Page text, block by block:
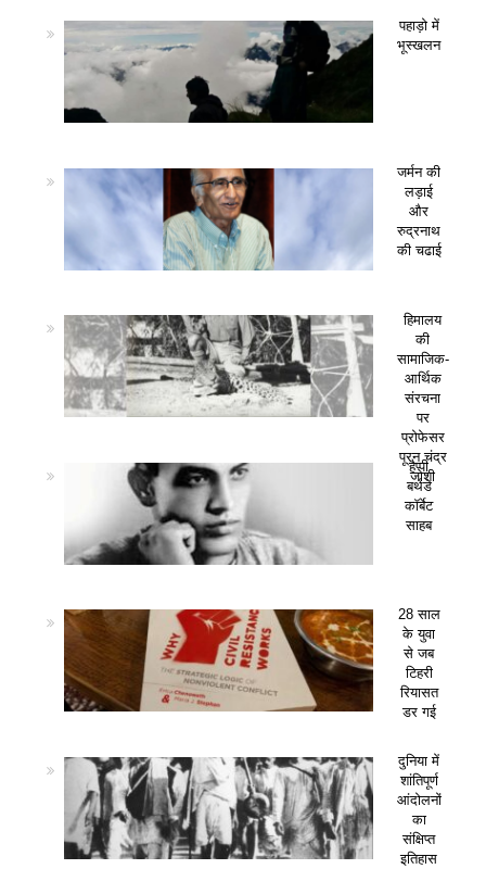
पहाड़ो में
भूस्खलन
जर्मन की
लड़ाई
और
रुद्रनाथ
की चढाई
हिमालय
की
सामाजिक-
आर्थिक
संरचना
पर
प्रोफेसर
पूरन चंद्र
जोशी
हैप्पी
बर्थडे
कॉर्बेट
साहब
28 साल
के युवा
से जब
टिहरी
रियासत
डर गई
दुनिया में
शांतिपूर्ण
आंदोलनों
का
संक्षिप्त
इतिहास